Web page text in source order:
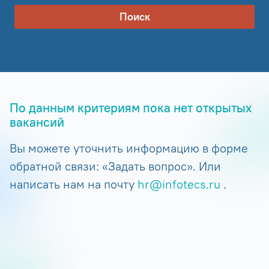
Поиск
По данным критериям пока нет открытых
вакансий
Вы можете уточнить информацию в форме
обратной связи: «Задать вопрос». Или
написать нам на почту hr@infotecs.ru .